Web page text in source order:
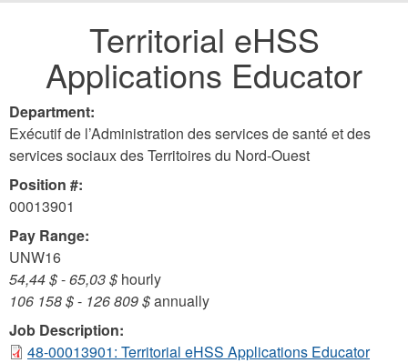
here
Territorial eHSS
Applications Educator
Department:
Exécutif de l’Administration des services de santé et des
services sociaux des Territoires du Nord-Ouest
Position #:
00013901
Pay Range:
UNW16
54,44 $-65,03 $ hourly
106 158 $- 126 809 $annually
Job Description:
48-00013901: Territorial eHSS Applications Educator